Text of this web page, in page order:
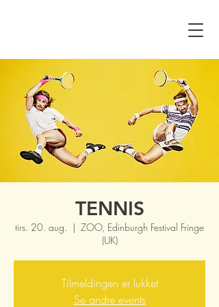
TENNIS
tirs. 20. aug.
  |
ZOO, Edinburgh Festival Fringe
(UK)
Tilmeldingen er lukket
Se andre events